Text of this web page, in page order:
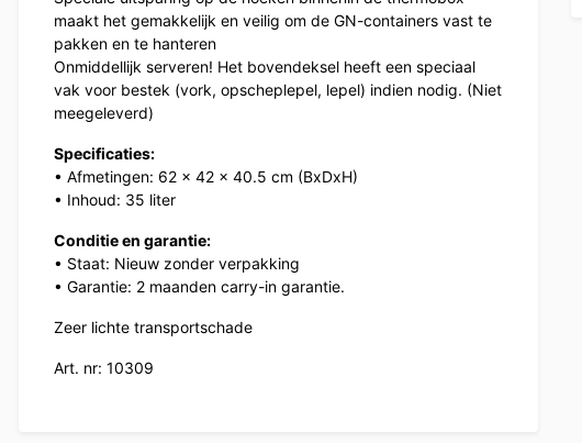
maakt het gemakkelijk en veilig om de GN-containers vast te
pakken en te hanteren
Onmiddellijk serveren! Het bovendeksel heeft een speciaal
vak voor bestek (vork, opscheplepel, lepel) indien nodig. (Niet
meegeleverd)
Specificaties:
• Afmetingen: 62 x 42 x 40.5 cm (BxDxH)
• Inhoud: 35 liter
Conditie en garantie:
• Staat: Nieuw zonder verpakking
• Garantie: 2 maanden carry-in garantie.
Zeer lichte transportschade
Art. nr: 10309